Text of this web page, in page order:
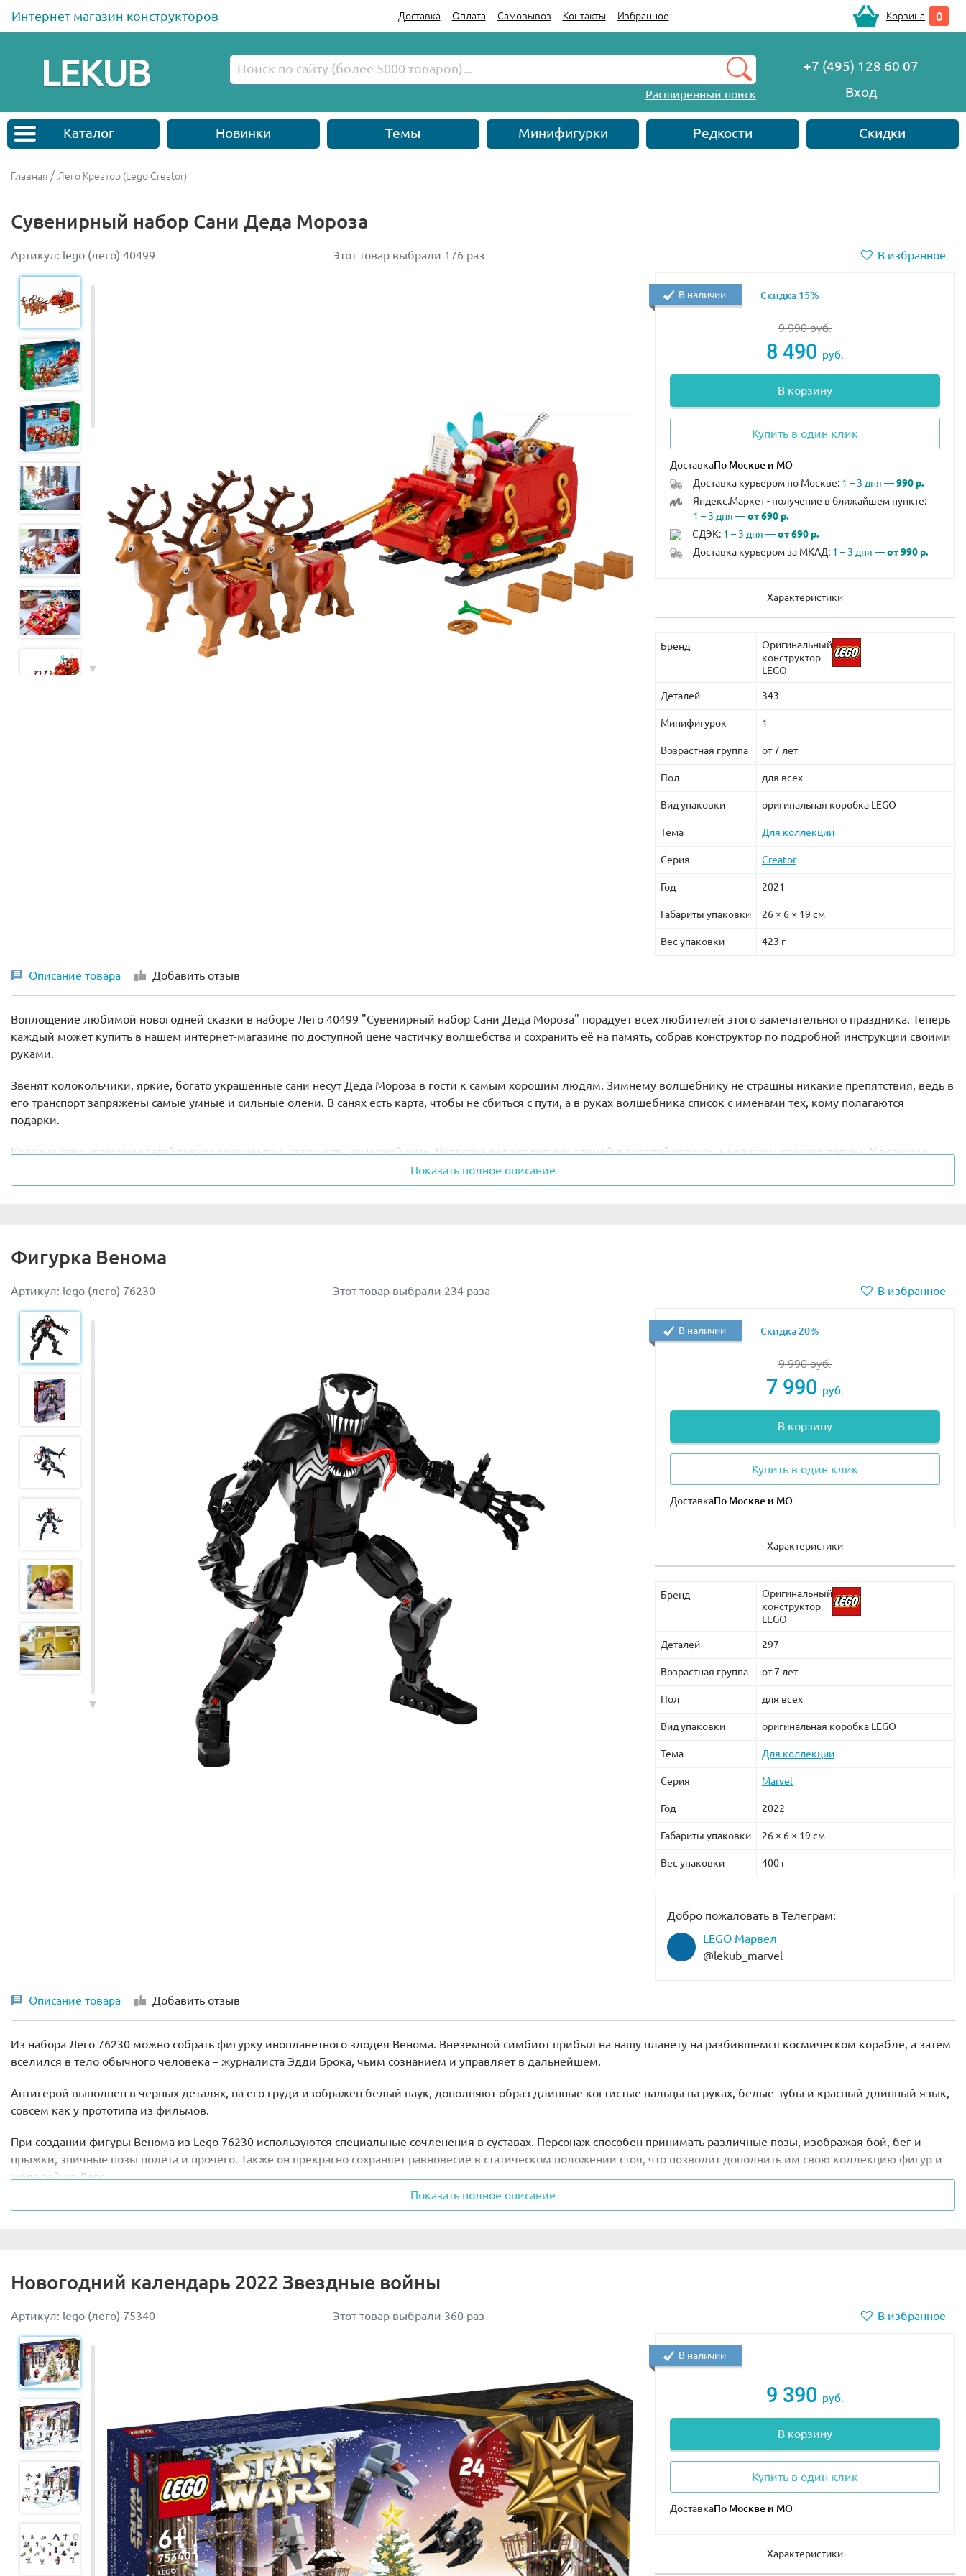
Интернет-магазин конструкторов Доставка Оплата Самовывоз Контакты Избранное Корзина 0
Расширенный поиск
+7 (495) 128 60 07
Вход
Каталог Новинки Темы Минифигурки Редкости Скидки
Главная / Лего Креатор (Lego Creator)
Сувенирный набор Сани Деда Мороза
Артикул: lego (лего) 40499 Этот товар выбрали 176 раз В избранное
9 990руб.
8 490 руб.
В корзину
Купить в один клик
Доставка
Доставка курьером по Москве: 1 – 3 дня —990 р.
Яндекс.Маркет - получение в ближайшем пункте:
1 – 3 дня —от 690 р.
СДЭК: 1 – 3 дня —от 690 р.
Доставка курьером за МКАД: 1 – 3 дня —от 990 р.
В наличии Скидка 15%
Характеристики
Бренд
Оригинальный
конструктор
LEGO
Деталей 343
Минифигурок 1
Возрастная группа от 7 лет
Пол для всех
Вид упаковки оригинальная коробка LEGO
Тема Для коллекции
Серия Creator
Год 2021
Габариты упаковки 26 × 6 × 19 см
Вес упаковки 423 г
Описание товара Добавить отзыв
Воплощение любимой новогодней сказки в наборе Лего 40499 "Сувенирный набор Сани Деда Мороза" порадует всех любителей этого замечательного праздника. Теперь
каждый может купить в нашем интернет-магазине по доступной цене частичку волшебства и сохранить её на память, собрав конструктор по подробной инструкции своими
руками.
Звенят колокольчики, яркие, богато украшенные сани несут Деда Мороза в гости к самым хорошим людям. Зимнему волшебнику не страшны никакие препятствия, ведь в
его транспорт запряжены самые умные и сильные олени. В санях есть карта, чтобы не сбиться с пути, а в руках волшебника список с именами тех, кому полагаются
подарки.
Красные сани украшены затейливым орнаментом, сзади есть номерной знак. Четверка великолепных оленей в золотой упряжи, на каждом красная попона. У возницы
припасено лакомство для животных. В отсеке для подарков множество замечательных сюрпризов. Игрушки, лыжи, музыкальные инструменты — всё, о чем просили в
своих письмах адресанты.
В комплекте есть минифигурка Деда Мороза и фигурки четырех оленей, гитара, лыжи с палками, медвежонок и красиво упакованные сюрпризы. Для успешной навигации
предусмотрена карта и список имен.
Конструктор понравится любителям веселых зимних торжеств. Сувенирный набор будет удачным подарком на память о волшебных праздниках или станет жемчужиной
личной коллекции. Такая качественно выполненная сувенирная инсталляция будет служить своим владельцам многие годы, не теряя первоначального внешнего вида и
прочности соединений.
Показать полное описание
Фигурка Венома
Артикул: lego (лего) 76230 Этот товар выбрали 234 раза В избранное
9 990руб.
7 990 руб.
В корзину
Купить в один клик
Доставка
В наличии Скидка 20%
Характеристики
Бренд
Оригинальный
конструктор
LEGO
Деталей 297
Возрастная группа от 7 лет
Пол для всех
Вид упаковки оригинальная коробка LEGO
Тема Для коллекции
Серия Marvel
Год 2022
Габариты упаковки 26 × 6 × 19 см
Вес упаковки 400 г
Добро пожаловать в Телеграм:
LEGO Марвел
@lekub_marvel
Описание товара Добавить отзыв
Из набора Лего 76230 можно собрать фигурку инопланетного злодея Венома. Внеземной симбиот прибыл на нашу планету на разбившемся космическом корабле, а затем
вселился в тело обычного человека – журналиста Эдди Брока, чьим сознанием и управляет в дальнейшем.
Антигерой выполнен в черных деталях, на его груди изображен белый паук, дополняют образ длинные когтистые пальцы на руках, белые зубы и красный длинный язык,
совсем как у прототипа из фильмов.
При создании фигуры Венома из Lego 76230 используются специальные сочленения в суставах. Персонаж способен принимать различные позы, изображая бой, бег и
прыжки, эпичные позы полета и прочего. Также он прекрасно сохраняет равновесие в статическом положении стоя, что позволит дополнить им свою коллекцию фигур и
моделей из Лего.
Небольшую фигурку Венома можно брать с собой, отправляясь на прогулку или в путешествие, не расставаясь с любимым злодеем ни на минуту.
Показать полное описание
Новогодний календарь 2022 Звездные войны
Артикул: lego (лего) 75340 Этот товар выбрали 360 раз В избранное
9 390 руб.
В корзину
Купить в один клик
Доставка
В наличии
Характеристики